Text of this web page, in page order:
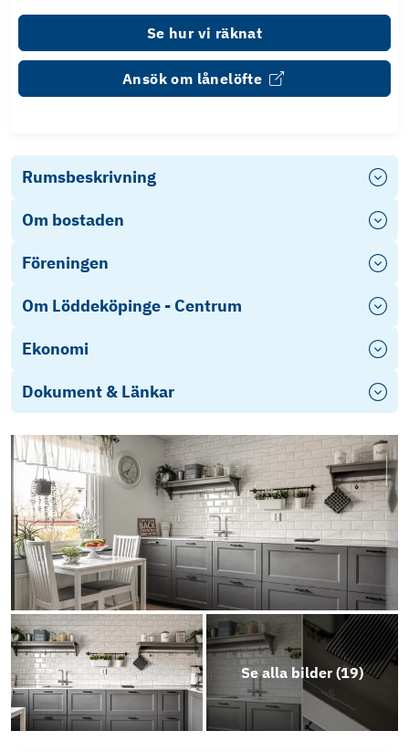
Se hur vi räknat
Ansök om lånelöfte
Rumsbeskrivning
Om bostaden
Föreningen
Om Löddeköpinge - Centrum
Ekonomi
Dokument & Länkar
Energideklaration Radhusvägen 2C
Objektsbeskrivning
Se alla bilder (19)